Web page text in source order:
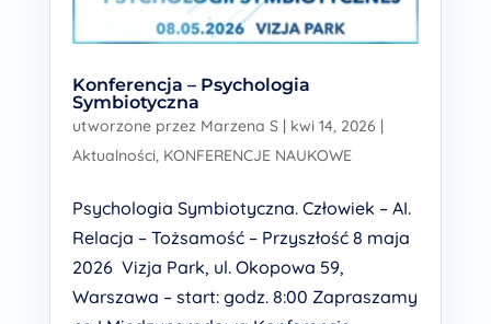
Konferencja – Psychologia
Symbiotyczna
utworzone przez Marzena S| kwi 14, 2026 |
Aktualności, KONFERENCJE NAUKOWE
Psychologia Symbiotyczna. Człowiek – AI.
Relacja – Tożsamość – Przyszłość 8 maja
2026 Vizja Park, ul. Okopowa 59,
Warszawa – start: godz. 8:00 Zapraszamy